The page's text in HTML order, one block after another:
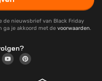
de nieuwsbrief van Black Friday
ga je akkoord met de voorwaarden.